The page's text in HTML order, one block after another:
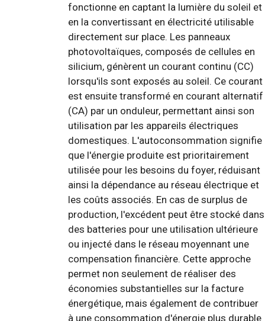
fonctionne en captant la lumière du soleil et
en la convertissant en électricité utilisable
directement sur place. Les panneaux
photovoltaïques, composés de cellules en
silicium, génèrent un courant continu (CC)
lorsqu'ils sont exposés au soleil. Ce courant
est ensuite transformé en courant alternatif
(CA) par un onduleur, permettant ainsi son
utilisation par les appareils électriques
domestiques. L'autoconsommation signifie
que l'énergie produite est prioritairement
utilisée pour les besoins du foyer, réduisant
ainsi la dépendance au réseau électrique et
les coûts associés. En cas de surplus de
production, l'excédent peut être stocké dans
des batteries pour une utilisation ultérieure
ou injecté dans le réseau moyennant une
compensation financière. Cette approche
permet non seulement de réaliser des
économies substantielles sur la facture
énergétique, mais également de contribuer
à une consommation d'énergie plus durable